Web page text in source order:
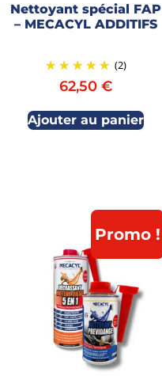
Nettoyant spécial FAP
– MECACYL ADDITIFS
(2)
62,50€
Ajouter au panier
Promo !